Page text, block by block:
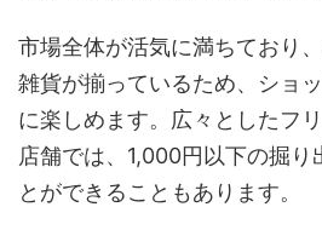
市場全体が活気に満ちており
雑貨が揃っているため、ショ
に楽しめます。広々としたフ
店舗では、1,000円以下の掘り
とができることもあります。